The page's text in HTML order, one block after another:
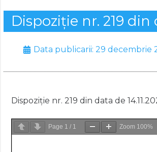
Dispoziție nr. 219 din
Data publicarii:29 decembrie
Dispoziție nr. 219 din data de
Page 1 / 1 Zoom 100%